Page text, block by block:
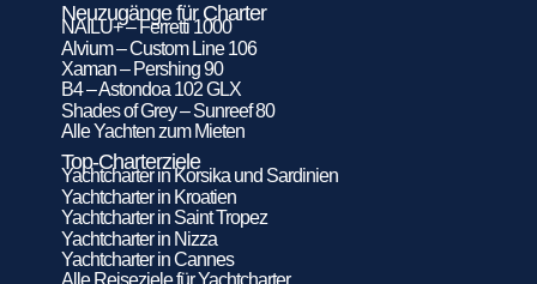
Neuzugänge für Charter
NAILU+ – Ferretti 1000
Alvium – Custom Line 106
Xaman – Pershing 90
B4 – Astondoa 102 GLX
Shades of Grey – Sunreef 80
Alle Yachten zum Mieten
Top-Charterziele
Yachtcharter in Korsika und Sardinien
Yachtcharter in Kroatien
Yachtcharter in Saint Tropez
Yachtcharter in Nizza
Yachtcharter in Cannes